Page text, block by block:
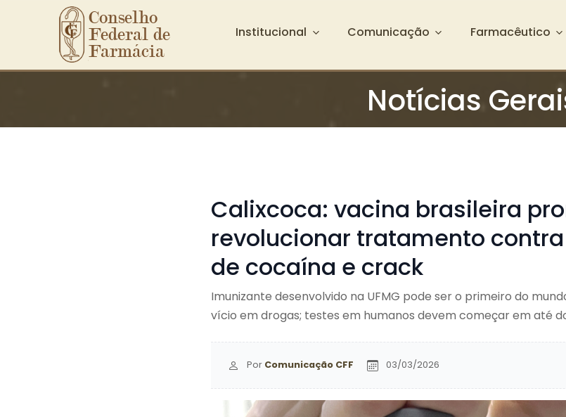
Ir para o conteúdo principal
Conselho
Federal de
Farmácia
Institucional Comunicação Farmacêutico
Notícias
Calixcoca: vacina brasileira
revolucionar tratamento
de cocaína e crack
Imunizante desenvolvido na UFMG pode ser o primeiro do
vício em drogas; testes em humanos devem começar em até
Por Comunicação CFF 03/03/2026